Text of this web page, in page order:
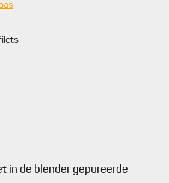
in de blender gepureerde